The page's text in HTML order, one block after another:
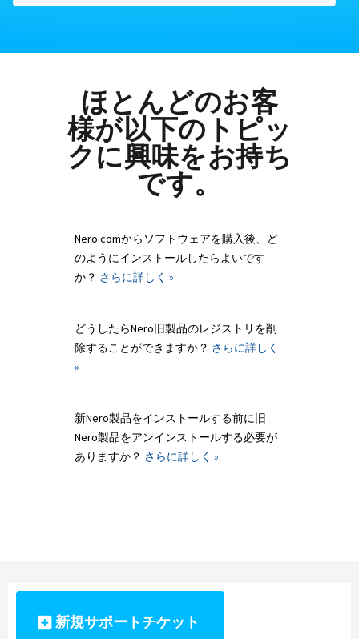
ほとんどのお客
様が以下のトピッ
クに興味をお持ち
です。
Nero.comからソフトウェアを購入後、ど
のようにインストールしたらよいです
か？ さらに詳しく »
どうしたらNero旧製品のレジストリを削
除することができますか？ さらに詳しく
»
新Nero製品をインストールする前に旧
Nero製品をアンインストールする必要が
ありますか？ さらに詳しく »
新規サポートチケット